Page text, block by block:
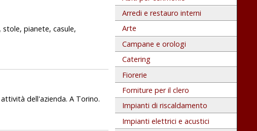
pianete, casule,
dell'azienda. A Torino.
Arredi e restauro interni
Arte
Campane e orologi
Catering
Fiorerie
Forniture per il clero
Impianti di riscaldamento
Impianti elettrici e acustici